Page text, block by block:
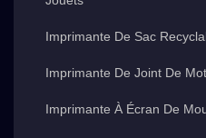
Imprimante De Sac
Imprimante De Joint De
Imprimante À Écran De